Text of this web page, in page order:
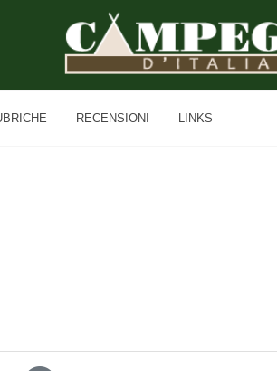
RECENSIONI LINKS